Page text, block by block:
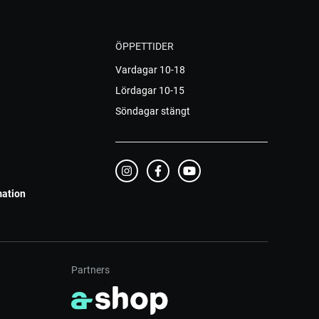
ÖPPETTIDER
Vardagar 10-18
Lördagar 10-15
Söndagar stängt
Partners